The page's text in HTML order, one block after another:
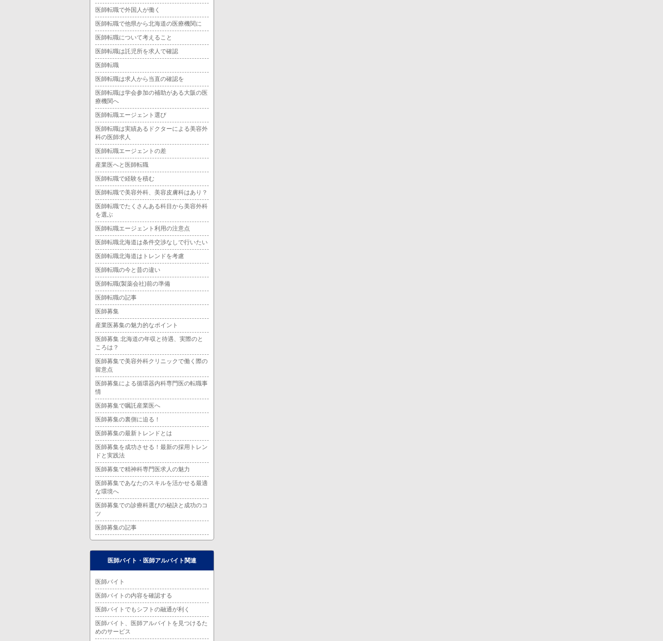
医師転職で外国人が働く
医師転職で他県から北海道の医療機関に
医師転職について考えること
医師転職は託児所を求人で確認
医師転職
医師転職は求人から当直の確認を
医師転職は学会参加の補助がある大阪の医
療機関へ
医師転職エージェント選び
医師転職は実績あるドクターによる美容外
科の医師求人
医師転職エージェントの差
産業医へと医師転職
医師転職で経験を積む
医師転職で美容外科、美容皮膚科はあり？
医師転職でたくさんある科目から美容外科
を選ぶ
医師転職エージェント利用の注意点
医師転職北海道は条件交渉なしで行いたい
医師転職北海道はトレンドを考慮
医師転職の今と昔の違い
医師転職(製薬会社)前の準備
医師転職の記事
医師募集
産業医募集の魅力的なポイント
医師募集 北海道の年収と待遇、実際のと
ころは？
医師募集で美容外科クリニックで働く際の
留意点
医師募集による循環器内科専門医の転職事
情
医師募集で嘱託産業医へ
医師募集の裏側に迫る！
医師募集の最新トレンドとは
医師募集を成功させる！最新の採用トレン
ドと実践法
医師募集で精神科専門医求人の魅力
医師募集であなたのスキルを活かせる最適
な環境へ
医師募集での診療科選びの秘訣と成功のコ
ツ
医師募集の記事
医師バイト・医師アルバイト関連
医師バイト
医師バイトの内容を確認する
医師バイトでもシフトの融通が利く
医師バイト、医師アルバイトを見つけるた
めのサービス